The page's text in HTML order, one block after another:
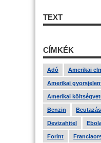
TEXT
CÍMKÉK
Adó Amerikai
Amerikai
Amerikai
Benzin
Devizahitel
Forint